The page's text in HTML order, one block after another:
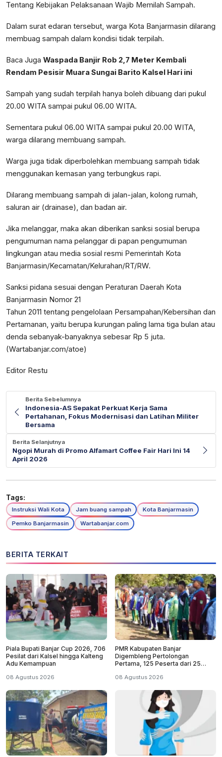
Tentang Kebijakan Pelaksanaan Wajib Memilah Sampah.
Dalam surat edaran tersebut, warga Kota Banjarmasin dilarang
membuag sampah dalam kondisi tidak terpilah.
Baca Juga Waspada Banjir Rob 2,7 Meter Kembali
Rendam Pesisir Muara Sungai Barito Kalsel Hari ini
Sampah yang sudah terpilah hanya boleh dibuang dari pukul
20.00 WITA sampai pukul 06.00 WITA.
Sementara pukul 06.00 WITA sampai pukul 20.00 WITA,
warga dilarang membuang sampah.
Warga juga tidak diperbolehkan membuang sampah tidak
menggunakan kemasan yang terbungkus rapi.
Dilarang membuang sampah di jalan-jalan, kolong rumah,
saluran air (drainase), dan badan air.
Jika melanggar, maka akan diberikan sanksi sosial berupa
pengumuman nama pelanggar di papan pengumuman
lingkungan atau media sosial resmi Pemerintah Kota
Banjarmasin/Kecamatan/Kelurahan/RT/RW.
Sanksi pidana sesuai dengan Peraturan Daerah Kota
Banjarmasin Nomor 21
Tahun 2011 tentang pengelolaan Persampahan/Kebersihan dan
Pertamanan, yaitu berupa kurungan paling lama tiga bulan atau
denda sebanyak-banyaknya sebesar Rp 5 juta.
(Wartabanjar.com/atoe)
Editor Restu
Berita Sebelumnya
Indonesia-AS Sepakat Perkuat Kerja Sama
Pertahanan, Fokus Modernisasi dan Latihan Militer
Bersama
Berita Selanjutnya
Ngopi Murah di Promo Alfamart Coffee Fair Hari Ini 14
April 2026
Tags:
Instruksi Wali Kota Jam buang sampah
Kota Banjarmasin
Pemko Banjarmasin
Wartabanjar.com
BERITA TERKAIT
Piala Bupati Banjar Cup 2026, 706
Pesilat dari Kalsel hingga Kalteng
Adu Kemampuan
08 Agustus 2026
PMR Kabupaten Banjar
Digembleng Pertolongan
Pertama, 125 Peserta dari 25
08 Agustus 2026